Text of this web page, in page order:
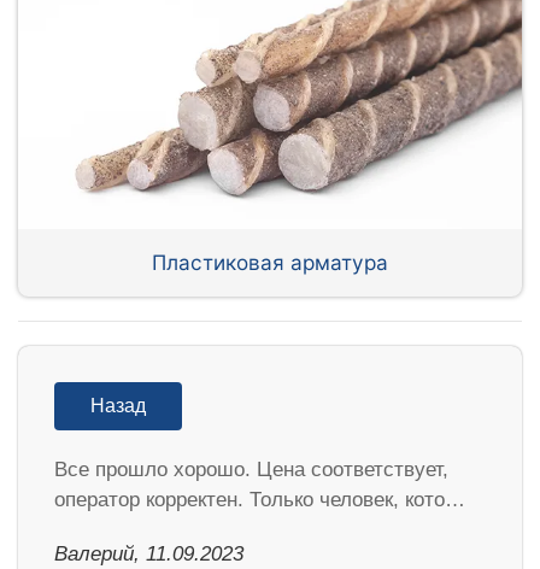
Пластиковая арматура
Назад
Все прошло хорошо. Цена соответствует,
оператор корректен. Только человек, кото…
Валерий, 11.09.2023